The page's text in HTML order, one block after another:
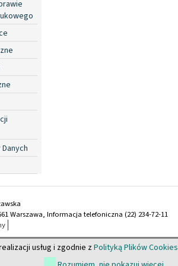
usług i zgodnie zPolityką Plików Cookies
Warszawa, Informacja telefoniczna (22) 234-72-11